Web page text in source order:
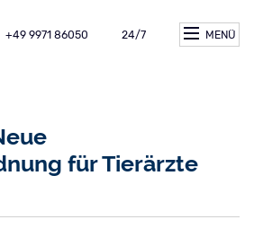
+49 9971 86050 24/7 MENÜ
für Tierärzte